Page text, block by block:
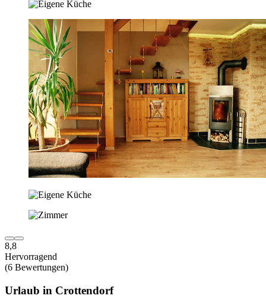
8,8
Hervorragend
(6 Bewertungen)
Urlaub in Crottendorf